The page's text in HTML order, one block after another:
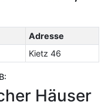
Adresse
Kietz 46
Häuser